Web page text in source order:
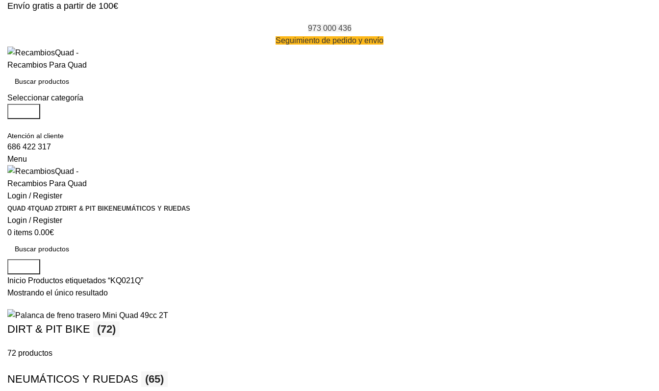
Envío gratis a partir de 100€
973 000 436
Seguimiento de pedido y envío
Seleccionar categoría
Atención al cliente
686 422 317
Menu
Login / Register
QUAD 4TQUAD 2TDIRT & PIT BIKENEUMÁTICOS Y RUEDAS
Login / Register
0 items 0.00€
Inicio Productos etiquetados “KQ021Q”
Mostrando el único resultado
DIRT & PIT BIKE (72)
72 productos
NEUMÁTICOS Y RUEDAS (65)